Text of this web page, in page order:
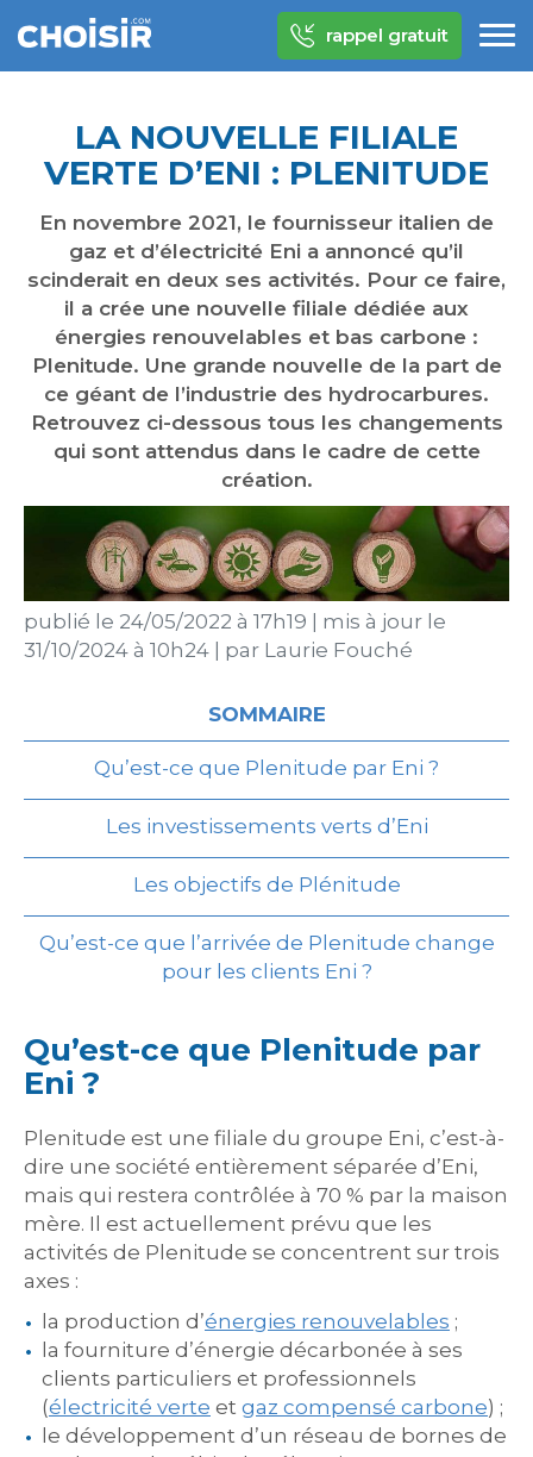
rappel gratuit
LA NOUVELLE FILIALE
VERTE D’ENI : PLENITUDE
En novembre 2021, le fournisseur italien de
gaz et d’électricité Eni a annoncé qu’il
scinderait en deux ses activités. Pour ce faire,
il a crée une nouvelle filiale dédiée aux
énergies renouvelables et bas carbone :
Plenitude. Une grande nouvelle de la part de
ce géant de l’industrie des hydrocarbures.
Retrouvez ci-dessous tous les changements
qui sont attendus dans le cadre de cette
création.
publié le 24/05/2022 à 17h19
mis à jour le
31/10/2024 à 10h24
par Laurie Fouché
SOMMAIRE
Qu’est-ce que Plenitude par Eni ?
Les investissements verts d’Eni
Les objectifs de Plénitude
Qu’est-ce que l’arrivée de Plenitude change
pour les clients Eni ?
Qu’est-ce que Plenitude par
Eni ?
Plenitude est une filiale du groupe Eni, c’est-à-
dire une société entièrement séparée d’Eni,
mais qui restera contrôlée à 70 % par la maison
mère. Il est actuellement prévu que les
activités de Plenitude se concentrent sur trois
axes :
la production d’énergies renouvelables ;
la fourniture d’énergie décarbonée à ses
clients particuliers et professionnels
(électricité verte et gaz compensé carbone) ;
le développement d’un réseau de bornes de